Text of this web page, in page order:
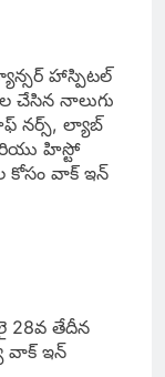
హాస్పిటల్
చేసిన నాలుగు
నర్స్, ల్యాబ్
హిస్టో
వాక్ ఇన్
28వ తేదీన
వాక్ ఇన్